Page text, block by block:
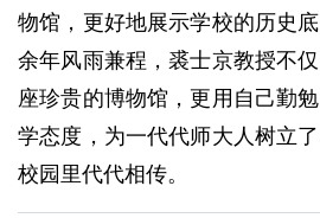
物馆，更好地展示学校的历史
余年风雨兼程，裘士京教授不
座珍贵的博物馆，更用自己勤
学态度，为一代代师大人树立
校园里代代相传。